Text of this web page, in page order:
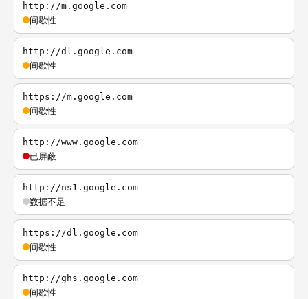
http://m.google.com
间歇性
http://dl.google.com
间歇性
https://m.google.com
间歇性
http://www.google.com
已屏蔽
http://ns1.google.com
数据不足
https://dl.google.com
间歇性
http://ghs.google.com
间歇性